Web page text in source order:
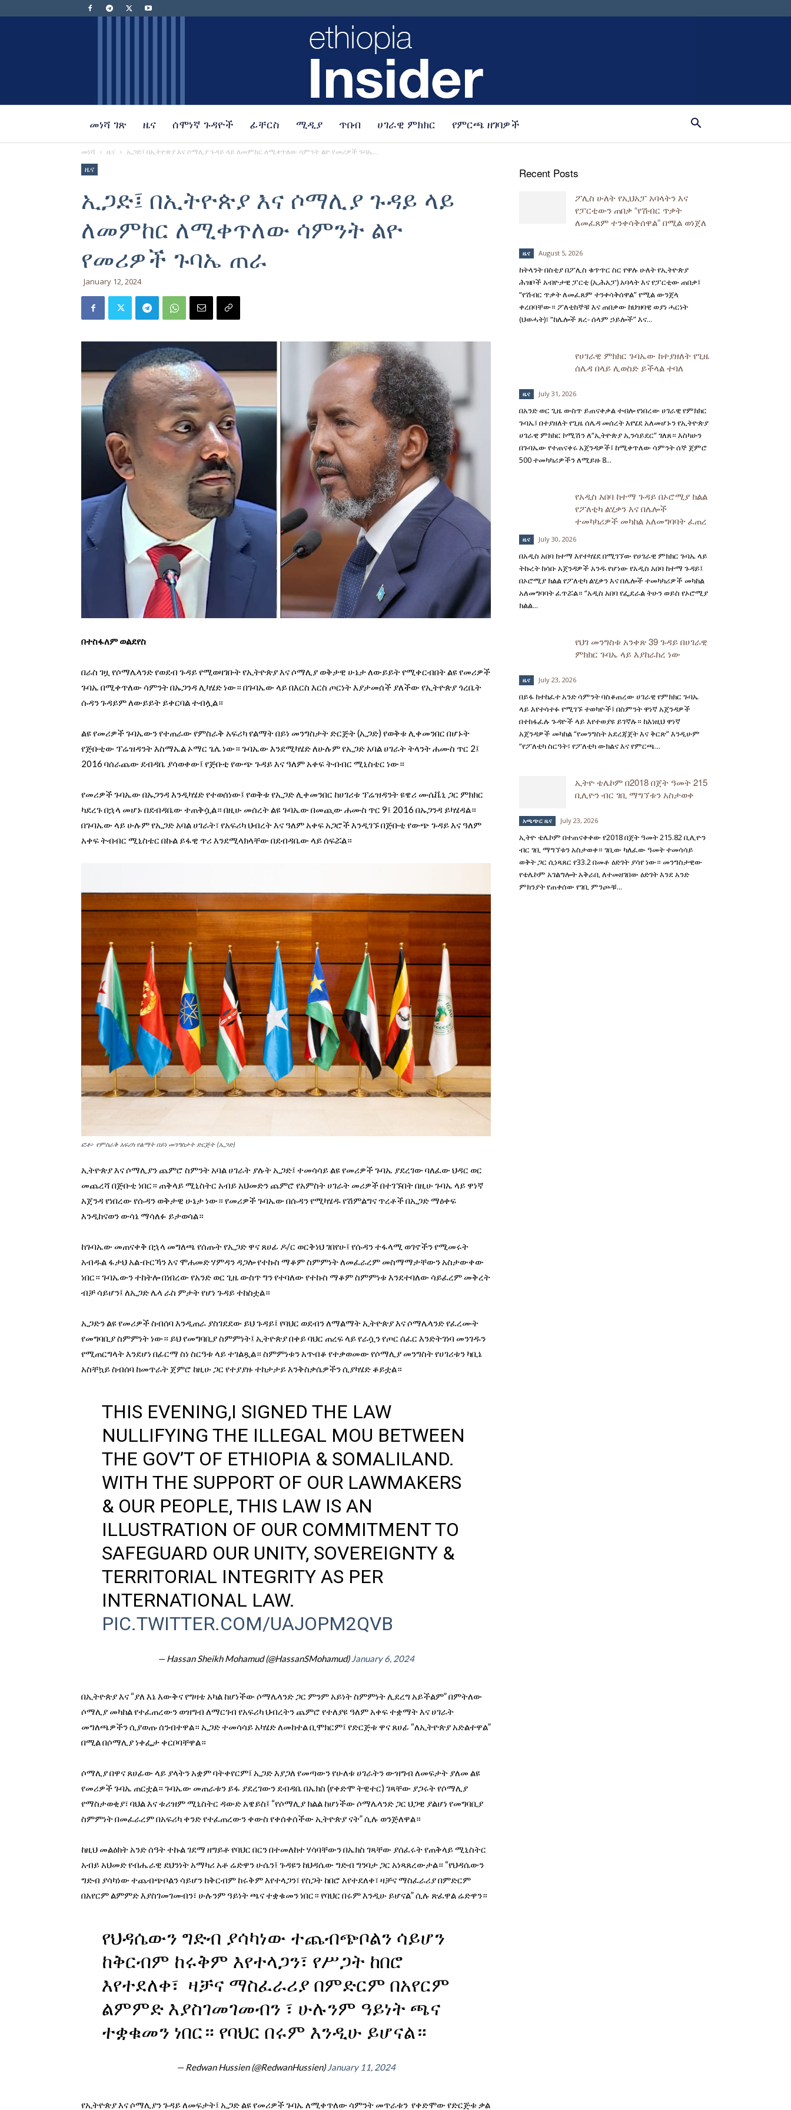
Ethiopia
መነሻ ገጽ ዜና ሰሞነኛ ጉዳዮች ፊቸርስ ሚዲያ ጥበብ ሀገራዊ ምክክር የምርጫ ዘገባዎች
መነሻ ዜና ኢጋድ፤ በኢትዮጵያ እና ሶማሊያ ጉዳይ ላይ ለመምከር ለሚቀጥለው ሳምንት ልዮ የመሪዎች ጉባኤ...
ዜና
ኢጋድ፤ በኢትዮጵያ እና ሶማሊያ ጉዳይ ላይ
ለመምከር ለሚቀጥለው ሳምንት ልዮ
የመሪዎች ጉባኤ ጠራ
January 12, 2024
በተስፋለም ወልደየስ
በራስ ገዟ የሶማሌላንድ የወደብ ጉዳይ የሚወዛገቡት የኢትዮጵያ እና ሶማሊያ ወቅታዊ ሁኔታ ለውይይት የሚቀርብበት ልዩ የመሪዎች
ጉባኤ በሚቀጥለው ሳምንት በኡጋንዳ ሊካሄድ ነው። በጉባኤው ላይ በእርስ እርስ ጦርነት እያታመሰች ያለችው የኢትዮጵያ ጎረቤት
ሱዳን ጉዳይም ለውይይት ይቀርባል ተብሏል።
ልዩ የመሪዎች ጉባኤውን የተጠራው የምስራቅ አፍሪካ የልማት በይነ መንግስታት ድርጅት (ኢጋድ) የወቅቱ ሊቀመንበር በሆኑት
የጅቡቲው ፕሬዝዳንት እስማኤል ኦማር ጌሌ ነው። ጉባኤው እንደሚካሄድ ለሁሉም የኢጋድ አባል ሀገራት ትላንት ሐሙስ ጥር 2፤
2016 ባሰራጨው ደብዳቤ ያሳወቀው፤ የጅቡቲ የውጭ ጉዳይ እና ዓለም አቀፍ ትብብር ሚኒስቴር ነው።
የመሪዎች ጉባኤው በኡጋንዳ እንዲካሄድ የተወሰነው፤ የወቅቱ የኢጋድ ሊቀመንበር ከሀገሪቱ ፕሬዝዳንት ዩዌሪ ሙሴቬኒ ጋር ምክክር
ካደረጉ በኋላ መሆኑ በደብዳቤው ተጠቅሷል። በዚሁ መሰረት ልዩ ጉባኤው በመጪው ሐሙስ ጥር 9፤ 2016 በኡጋንዳ ይካሄዳል።
በጉባኤው ላይ ሁሉም የኢጋድ አባል ሀገራት፣ የአፍሪካ ህብረት እና ዓለም አቀፍ አጋሮች እንዲገኙ በጅቡቲ የውጭ ጉዳይ እና ዓለም
አቀፍ ትብብር ሚኒስቴር በኩል ይፋዊ ጥሪ እንደሚላክላቸው በደብዳቤው ላይ ሰፍሯል።
ፎቶ፦ የምስራቅ አፍሪካ የልማት በይነ መንግስታት ድርጅት (ኢጋድ)
ኢትዮጵያ እና ሶማሊያን ጨምሮ ስምንት አባል ሀገራት ያሉት ኢጋድ፤ ተመሳሳይ ልዩ የመሪዎች ጉባኤ ያደረገው ባለፈው ህዳር ወር
መጨረሻ በጅቡቲ ነበር። ጠቅላይ ሚኒስትር አብይ አህመድን ጨምሮ የአምስት ሀገራት መሪዎች በተገኙበት በዚሁ ጉባኤ ላይ ዋነኛ
አጀንዳ የነበረው የሱዳን ወቅታዊ ሁኔታ ነው። የመሪዎች ጉባኤው በሱዳን የሚካሄዱ የሽምልግና ጥረቶች በኢጋድ ማዕቀፍ
እንዲከናወን ውሳኔ ማሳለፉ ይታወሳል።
ከጉባኤው መጠናቀቅ በኋላ መግለጫ የሰጡት የኢጋድ ዋና ጸሀፊ ዶ/ር ወርቅነህ ገበየሁ፤ የሱዳን ተፋላሚ ወገኖችን የሚመሩት
አብዱል ፋታህ አል-ቡርኻን እና ሞሐመድ ሃምዳን ዳጋሎ የተኩስ ማቆም ስምምነት ለመፈራረም መስማማታቸውን አስታውቀው
ነበር። ጉባኤውን ተከትሎ በነበረው የአንድ ወር ጊዜ ውስጥ ግን የተባለው የተኩስ ማቆም ስምምነቱ እንደተባለው ሳይፈረም መቅረት
ብቻ ሳይሆን፤ ለኢጋድ ሌላ ራስ ምታት የሆነ ጉዳይ ተከስቷል።
ኢጋድን ልዩ የመሪዎች ስብሰባ እንዲጠራ ያስገደደው ይህ ጉዳይ፤ የባህር ወደብን ለማልማት ኢትዮጵያ እና ሶማሌላንድ የፈረሙት
የመግባቢያ ስምምነት ነው። ይህ የመግባቢያ ስምምነት፤ ኢትዮጵያ በቀይ ባህር ጠረፍ ላይ የራሷን የጦር ሰፈር እንድትገነባ መንገዱን
የሚጠርግላት እንደሆነ በፊርማ ስነ ስርዓቱ ላይ ተገልጿል። ስምምነቱን አጥብቆ የተቃወመው የሶማሊያ መንግስት የሀገሪቱን ካቢኔ
አስቸኳይ ስብሰባ ከመጥራት ጀምሮ ከዚሁ ጋር የተያያዙ ተከታታይ እንቅስቃሴዎችን ሲያካሄድ ቆይቷል።
THIS EVENING,I SIGNED THE LAW
NULLIFYING THE ILLEGAL MOU BETWEEN
THE GOV’T OF ETHIOPIA & SOMALILAND.
WITH THE SUPPORT OF OUR LAWMAKERS
& OUR PEOPLE, THIS LAW IS AN
ILLUSTRATION OF OUR COMMITMENT TO
SAFEGUARD OUR UNITY, SOVEREIGNTY &
TERRITORIAL INTEGRITY AS PER
INTERNATIONAL LAW.
PIC.TWITTER.COM/UAJOPM2QVB
— Hassan Sheikh Mohamud (@HassanSMohamud)January 6, 2024
በኢትዮጵያ እና “ያለ እኔ እውቅና የግዛቴ አካል ከሆነችው ሶማሌላንድ ጋር ምንም አይነት ስምምነት ሊደረግ አይችልም” በምትለው
ሶማሊያ መካከል የተፈጠረውን ወዝግብ ለማርገብ የአፍሪካ ህብረትን ጨምሮ የተለያዩ ዓለም አቀፍ ተቋማት እና ሀገራት
መግለጫዎችን ሲያወጡ ሰንብተዋል። ኢጋድ ተመሳሳይ አካሄድ ለመከተል ቢሞክርም፤ የድርጅቱ ዋና ጸሀፊ “ለኢትዮጵያ አድልተዋል”
በሚል በሶማሊያ ነቀፌታ ቀርቦባቸዋል።
ሶማሊያ በዋና ጸሀፊው ላይ ያላትን አቋም ባትቀየርም፤ ኢጋድ እያጋለ የመጣውን የሁለቱ ሀገራትን ውዝግብ ለመፍታት ያለመ ልዩ
የመሪዎች ጉባኤ ጠርቷል። ጉባኤው መጠራቱን ይፋ ያደረገውን ደብዳቤ በኤክስ (የቀድሞ ትዊተር) ገጻቸው ያጋሩት የሶማሊያ
የማስታወቂያ፣ ባህል እና ቱሪዝም ሚኒስትር ዳውድ አዌይስ፤ “የሶማሊያ ክልል ከሆነችው ሶማሌላንድ ጋር ህጋዊ ያልሆነ የመግባቢያ
ስምምነት በመፈራረም በአፍሪካ ቀንድ የተፈጠረውን ቀውስ የቀሰቀሰችው ኢትዮጵያ ናት” ሲሉ ወንጅለዋል።
ከዚህ መልዕክት አንድ ሰዓት ተኩል ገደማ ዘግይቶ የባህር በርን በተመለከተ ሃሳባቸውን በኤክስ ገጻቸው ያሰፈሩት የጠቅላይ ሚኒስትር
አብይ አህመድ የብሔራዊ ደህንነት አማካሪ አቶ ሬድዋን ሁሴን፤ ጉዳዩን ከህዳሴው ግድብ ግንባታ ጋር አነጻጸረውታል። “የህዳሴውን
ግድብ ያሳካነው ተጨብጭቦልን ሳይሆን ከቅርብም ከሩቅም እየተላጋን፣ የስጋት ከበሮ እየተደለቀ፣ ዛቻና ማስፈራሪያ በምድርም
በአየርም ልምምድ እያስገመገመብን፣ ሁሉንም ዓይነት ጫና ተቋቁመን ነበር። የባህር በሩም እንዲሁ ይሆናል” ሲሉ ጽፈዋል ሬድዋን።
የህዳሴውን ግድብ ያሳካነው ተጨብጭቦልን ሳይሆን
ከቅርብም ከሩቅም እየተላጋን፣ የሥጋት ከበሮ
እየተደለቀ፣ ዛቻና ማስፈራሪያ በምድርም በአየርም
ልምምድ እያስገመገመብን ፣ ሁሉንም ዓይነት ጫና
ተቋቁመን ነበር። የባህር በሩም እንዲሁ ይሆናል።
— Redwan Hussien (@RedwanHussien)January 11, 2024
የኢትዮጵያ እና ሶማሊያን ጉዳይ ለመፍታት፤ ኢጋድ ልዩ የመሪዎች ጉባኤ ለሚቀጥለው ሳምንት መጥራቱን የቀድሞው የድርጅቱ ቃል
Recent Posts
ፖሊስ ሁለት የኢህአፓ አባላትን እና
የፓርቲውን ጠበቃ “የሽብር ጥቃት
ለመፈጸም ተንቀሳቅሰዋል” በሚል ወነጀለ
ዜና August 5, 2026
ከትላንት በስቲያ በፖሊስ ቁጥጥር ስር የዋሉ ሁለት የኢትዮጵያ
ሕዝቦች አብዮታዊ ፓርቲ (ኢሕአፓ) አባላት እና የፓርቲው ጠበቃ፤
“የሽብር ጥቃት ለመፈጸም ተንቀሳቅሰዋል” የሚል ውንጀላ
ቀረበባቸው። ፖለቲከኞቹ እና ጠበቃው ከህዝባዊ ወያነ ሓርነት
(ህወሓት)፣ “ከሌሎች ጸረ- ሰላም ኃይሎች” እና...
የሀገራዊ ምክክር ጉባኤው ከተያዘለት የጊዜ
ሰሌዳ በላይ ሊወስድ ይችላል ተባለ
ዜና July 31, 2026
በአንድ ወር ጊዜ ውስጥ ይጠናቀቃል ተብሎ የነበረው ሀገራዊ የምክክር
ጉባኤ፤ በተያዘለት የጊዜ ሰሌዳ መሰረት እየሄደ አለመሆኑን የኢትዮጵያ
ሀገራዊ ምክክር ኮሚሽን ለ“ኢትዮጵያ ኢንሳይደር” ገለጸ። እስካሁን
በጉባኤው የተጠናቀሩ አጀንዳዎች፤ ከሚቀጥለው ሳምንት ሰኞ ጀምሮ
500 ተመካካሪዎችን ለሚይዙ 8...
የአዲስ አበባ ከተማ ጉዳይ በኦሮሚያ ክልል
የፖለቲካ ልሂቃን እና በሌሎች
ተመካካሪዎች መካከል አለመግባባት ፈጠረ
ዜና July 30, 2026
በአዲስ አበባ ከተማ እየተካሄደ በሚገኘው የሀገራዊ ምክክር ጉባኤ ላይ
ትኩረት ከሳቡ አጀንዳዎች አንዱ የሆነው የአዲስ አበባ ከተማ ጉዳይ፤
በኦሮሚያ ክልል የፖለቲካ ልሂቃን እና በሌሎች ተመካካሪዎች መካከል
አለመግባባት ፈጥሯል። “አዲስ አበባ የፌደራል ትሁን ወይስ የኦሮሚያ
ክልል...
የህገ መንግስቱ አንቀጽ 39 ጉዳይ በሀገራዊ
ምክክር ጉባኤ ላይ እያከራከረ ነው
ዜና July 23, 2026
በይፋ ከተከፈተ አንድ ሳምንት ባስቆጠረው ሀገራዊ የምክክር ጉባኤ
ላይ እየተሳተፉ የሚገኙ ተወካዮች፤ በስምንት ዋነኛ አጀንዳዎች
በተከፋፈሉ ጉዳዮች ላይ እየተወያዩ ይገኛሉ። ከእነዚህ ዋነኛ
አጀንዳዎች መካከል “የመንግስት አደረጃጀት እና ቅርጽ” እንዲሁም
“የፖለቲካ ስርዓት፣ የፖለቲካ ውክልና እና የምርጫ...
ኢትዮ ቴሌኮም በ2018 በጀት ዓመት 215
ቢሊዮን ብር ገቢ ማግኘቱን አስታወቀ
አጫጭር ዜና July 23, 2026
ኢትዮ ቴሌኮም በተጠናቀቀው የ2018 በጀት ዓመት 215.82 ቢሊዮን
ብር ገቢ ማግኘቱን አስታወቀ። ገቢው ካለፈው ዓመት ተመሳሳይ
ወቅት ጋር ሲነጻጸር የ33.2 በመቶ ዕድገት ያሳየ ነው። መንግስታዊው
የቴሌኮም አገልግሎት አቅራቢ ለተመዘገበው ዕድገት እንደ አንድ
ምክንያት የጠቀሰው የገቢ ምንጮቹ...